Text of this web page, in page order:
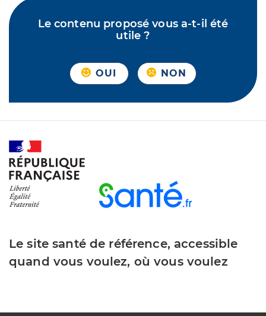
Le contenu proposé vous a-t-il été
utile ?
OUI NON
Le site santé de référence, accessible
quand vous voulez, où vous voulez